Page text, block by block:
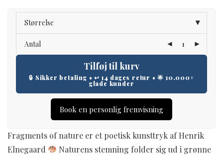
kr. 4.400,00
Størrelse
Antal
Tilføj til kurv
Book en personlig fremvisning
Fragments of nature er et poetisk kunsttryk af Henrik
Elnegaard
Naturens stemning folder sig ud i grønne